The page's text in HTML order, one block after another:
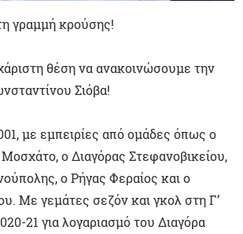
γραμμή κρούσης!
θέση να ανακοινώσουμε την
Σιόβα!
με εμπειρίες από ομάδες όπως ο
ο Διαγόρας Στεφανοβικείου,
ο Ρήγας Φεραίος και ο
Με γεμάτες σεζόν και γκολ στη Γ’
21 για λογαριασμό του Διαγόρα